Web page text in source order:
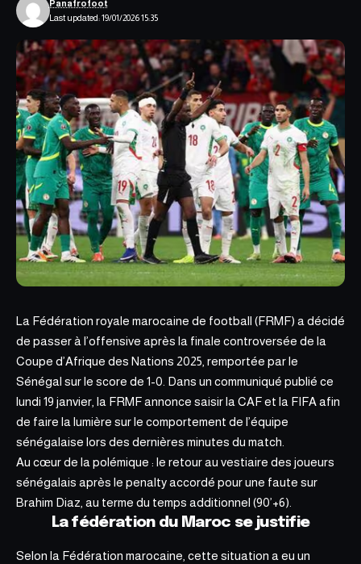
Last updated: 19/01/2026 15:35
Panafrofoot
La Fédération royale marocaine de football (FRMF) a décidé
de passer à l’offensive après la finale controversée de la
Coupe d’Afrique des Nations 2025, remportée par le
Sénégal sur le score de 1-0. Dans un communiqué publié ce
lundi 19 janvier, la FRMF annonce saisir la CAF et la FIFA afin
de faire la lumière sur le comportement de l’équipe
sénégalaise lors des dernières minutes du match.
Au cœur de la polémique : le retour au vestiaire des joueurs
sénégalais après le penalty accordé pour une faute sur
Brahim Diaz, au terme du temps additionnel (90’+6).
La fédération du Maroc se justifie
Selon la Fédération marocaine, cette situation a eu un